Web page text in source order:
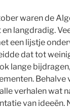
waren de
langdradig.
een lijstje
dat tot
lange
Behalve
verhalen wat
van ideeën.